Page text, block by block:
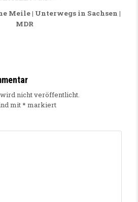
Meile | Unterwegs in Sachsen |
MDR
nicht veröffentlicht.
mit* markiert